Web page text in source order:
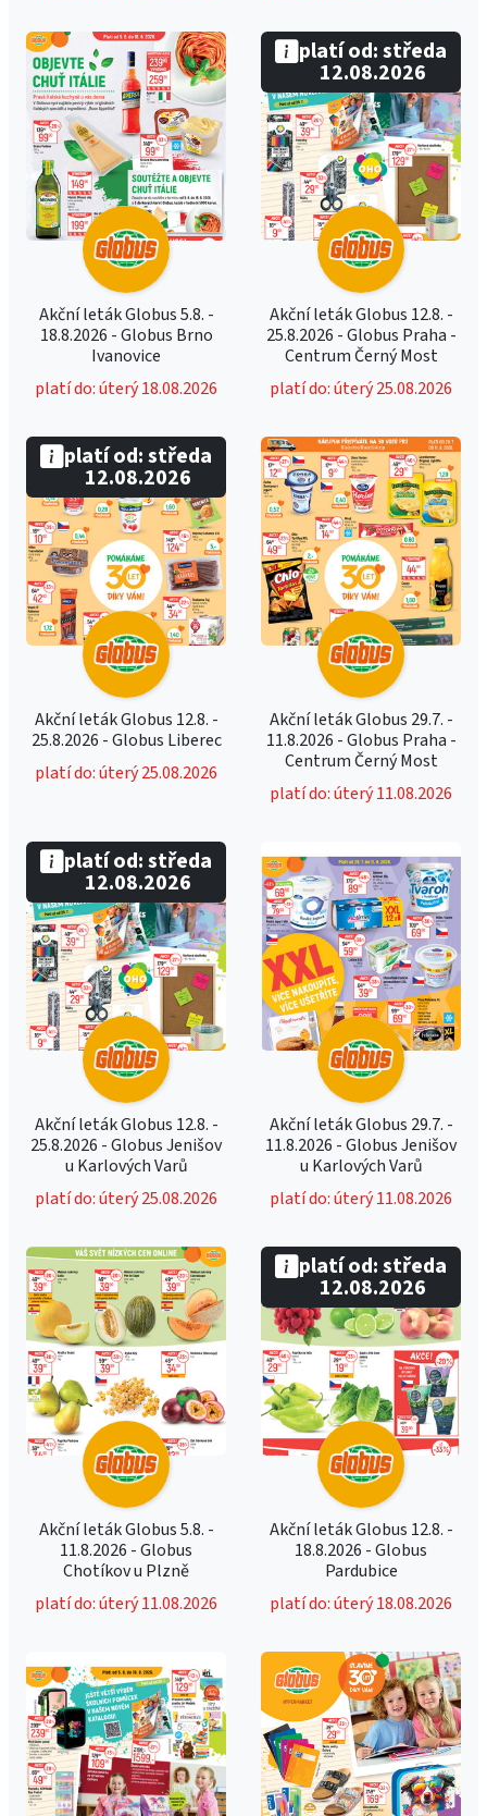
Akční leták Globus 5.8. -
18.8.2026 - Globus Brno
Ivanovice
platí do: úterý 18.08.2026
Akční leták Globus 12.8. -
25.8.2026 - Globus Praha -
Centrum Černý Most
platí do: úterý 25.08.2026
platí od: středa
12.08.2026
Akční leták Globus 12.8. -
25.8.2026 - Globus Liberec
platí do: úterý 25.08.2026
platí od: středa
12.08.2026
Akční leták Globus 29.7. -
11.8.2026 - Globus Praha -
Centrum Černý Most
platí do: úterý 11.08.2026
Akční leták Globus 12.8. -
25.8.2026 - Globus Jenišov
u Karlových Varů
platí do: úterý 25.08.2026
platí od: středa
12.08.2026
Akční leták Globus 29.7. -
11.8.2026 - Globus Jenišov
u Karlových Varů
platí do: úterý 11.08.2026
Akční leták Globus 5.8. -
11.8.2026 - Globus
Chotíkov u Plzně
platí do: úterý 11.08.2026
Akční leták Globus 12.8. -
18.8.2026 - Globus
Pardubice
platí do: úterý 18.08.2026
platí od: středa
12.08.2026